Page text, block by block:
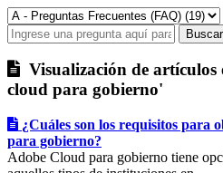
Visualización de artículos
cloud para gobierno'
¿Cuáles son los requisitos para
para gobierno?
Adobe Cloud para gobierno tiene